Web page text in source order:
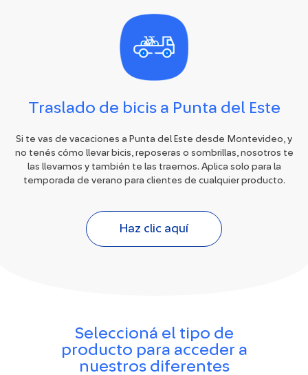
Traslado de bicis a Punta del Este
Si te vas de vacaciones a Punta del Este desde Montevideo, y
no tenés cómo llevar bicis, reposeras o sombrillas, nosotros te
las llevamos y también te las traemos. Aplica solo para la
temporada de verano para clientes de cualquier producto.
Haz clic aquí
Seleccioná el tipo de
producto para acceder a
nuestros diferentes